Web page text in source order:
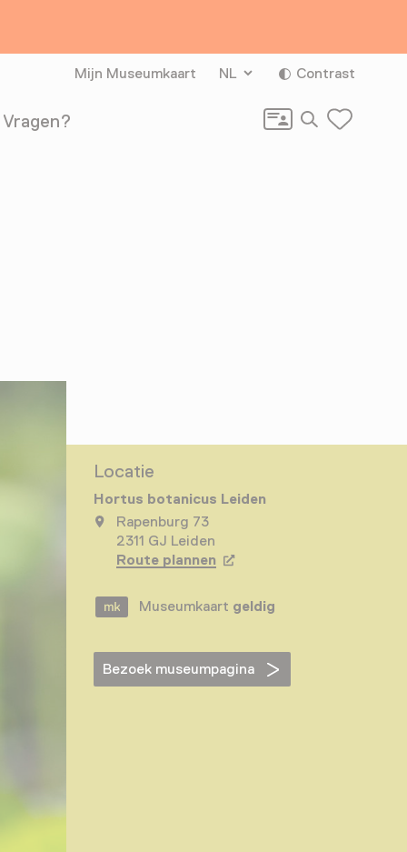
Vragen?
Mijn Museumkaart NL Contrast
Zoeken
Locatie
Hortus botanicus Leiden
Rapenburg 73
2311 GJ Leiden
Route plannen Opent in een nieuw tabblad
Museumkaart geldig
Bezoek museumpagina